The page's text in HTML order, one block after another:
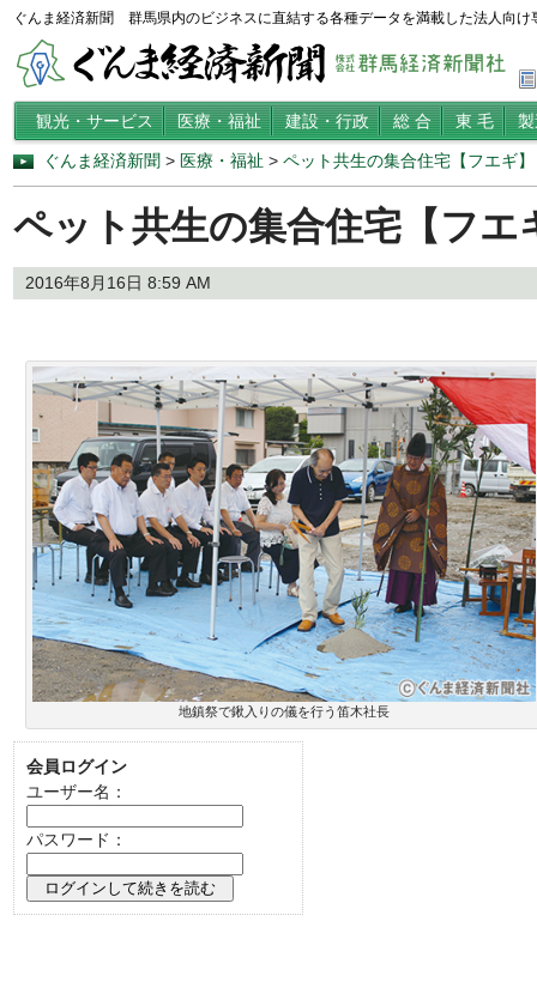
ぐんま経済新聞 群馬県内のビジネスに直結する各種データを満載した法人向け
観光・サービス 医療・福祉 建設・行政 総 合 東 毛
ぐんま経済新聞 > 医療・福祉 > ペット共生の集合住宅【フエギ】
ペット共生の集合住宅【フエ
2016年8月16日 8:59 AM
地鎮祭で鍬入りの儀を行う笛木社長
会員ログイン
ユーザー名：
パスワード：